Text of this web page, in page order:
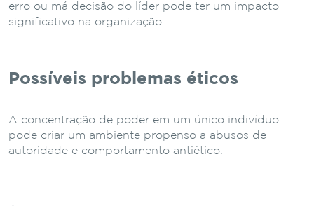
erro ou má decisão do líder pode ter um impacto
significativo na organização.
Possíveis problemas éticos
A concentração de poder em um único indivíduo
pode criar um ambiente propenso a abusos de
autoridade e comportamento antiético.